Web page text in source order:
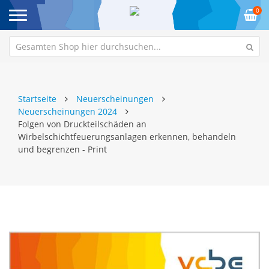
0
Startseite
Neuerscheinungen
Neuerscheinungen 2024
Folgen von Druckteilschäden an
Wirbelschichtfeuerungsanlagen erkennen, behandeln
und begrenzen - Print